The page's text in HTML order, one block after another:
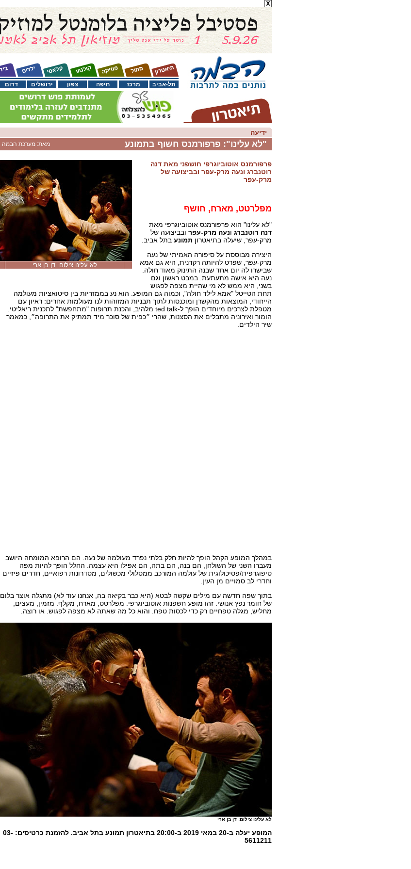
דרום ירושלים צפון חיפה מרכז תל-אביב
ידיעה
מאת: מערכת הבמה "לא עלינו": פרפורמנס חשוף בתמונע
לא עלינו צילום: דן בן ארי
פרפורמנס אוטוביוגרפי חושפני מאת דנה
רוטנברג ונעה מרק-עפר ובביצועה של
מרק-עפר
מפלרטט, מארח, חושף
"לא עלינו" הוא פרפורמנס אוטוביוגרפי מאת
דנה רוטנברג ונעה מרק-עפר ובביצועה של
מרק-עפר, שיעלה בתיאטרון תמונע בתל אביב.
היצירה מבוססת על סיפורה האמיתי של נעה
מרק-עפר, שפרט להיותה רקדנית, היא גם אמא
שבישרו לה יום אחד שבנה התינוק מאוד חולה.
נעה היא אישה מתעתעת. במבט ראשון וגם
בשני, היא ממש לא מי שהיית מצפה לפגוש
תחת הטייטל "אמא לילד חולה", וכמוה גם המופע. הוא נע בממזריות בין סיטואציות מעולמה
הייחודי, המוצאות מהקשרן ומוכנסות לתוך תבניות המזוהות לנו מעולמות אחרים: ראיון עם
מטפלת לצרכים מיוחדים הופך ל-ted talk מלהיב, והכנת תרופות "מתחפשת" לתכנית ריאליטי.
הומור ואירוניה מתבלים את הסצנות, שהרי ״כפית של סוכר מיד תמתיק את התרופה״, כמאמר
שיר הילדים.
במהלך המופע הקהל הופך להיות חלק בלתי נפרד מעולמה של נעה. הם הרופא המומחה היושב
מעברו השני של השולחן, הם בנה, הם בתה, הם אפילו היא עצמה. החלל הופך להיות מפה
טיפוגרפית/פסיכולוגית של עולמה המורכב ממסלולי מכשולים, מסדרונות רפואיים, חדרים פיזיים
וחדרי לב סמויים מן העין.
בתוך שפה חדשה עם מילים שקשה לבטא (היא כבר בקיאה בה, אנחנו עוד לא) מתגלה אוצר בלום
של חומר נפץ אנושי. זהו מופע חשפנות אוטוביוגרפי. מפלרטט, מארח, מקלף. מזמין, מעצים,
מחליש, מגלה טפחיים רק כדי לכסות טפח. והוא כל מה שאתה לא מצפה לפגוש. או רוצה.
לא עלינו צילום: דן בן ארי
המופע יעלה ב-20 במאי 2019 ב-20:00 בתיאטרון תמונע בתל אביב. להזמנת כרטיסים: 03-
5611211